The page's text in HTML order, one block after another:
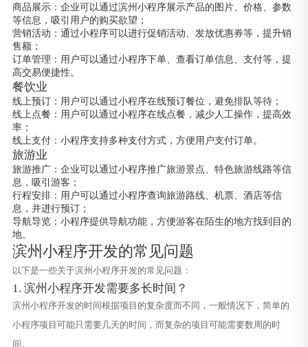
商品展示：企业可以通过滨州小程序展示产品的图片、价格、参数
等信息，吸引用户的购买欲望；
营销活动：通过小程序可以进行促销活动、发放优惠券等，提升销
售额；
订单管理：用户可以通过小程序下单、查看订单信息、支付等，提
高交易便捷性。
餐饮业
线上预订：用户可以通过小程序在线预订餐位，避免排队等待；
线上点餐：用户可以通过小程序在线点餐，减少人工操作，提高效
率；
线上支付：小程序支持多种支付方式，方便用户支付订单。
旅游业
旅游推广：企业可以通过小程序推广旅游景点、特色旅游线路等信
息，吸引游客；
行程安排：用户可以通过小程序查询旅游路线、机票、酒店等信
息，并进行预订；
导航导览：小程序提供导航功能，方便游客在陌生的地方找到目的
地。
滨州小程序开发的常见问题
以下是一些关于滨州小程序开发的常见问题：
1. 滨州小程序开发需要多长时间？
滨州小程序开发的时间根据项目的复杂度而不同，一般情况下，简单的
小程序项目可能只需要几天的时间，而复杂的项目可能需要数周的时
间。